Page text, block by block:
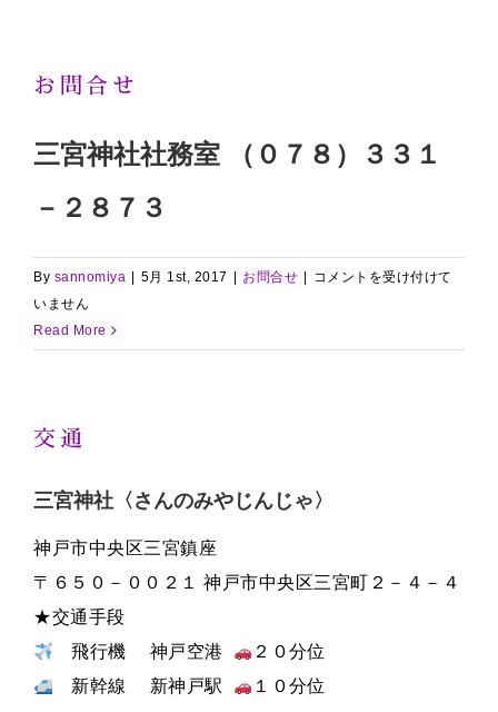
お問合せ
三宮神社社務室 （０７８）３３１
－２８７３
By sannomiya 5月 1st, 2017 お問合せ
お
コメントを受け付けて
いません
Read More
交通
三宮神社〈さんのみやじんじゃ〉
神戸市中央区三宮鎮座
〒６５０－００２１ 神戸市中央区三宮町２－４－４
★交通手段
飛行機 神戸空港
２０分位
新幹線 新神戸駅
１０分位